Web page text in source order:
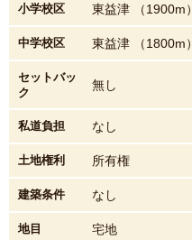
小学校区 東益津 （1900m）
中学校区 東益津 （1800m）
セットバッ
ク
無し
私道負担 なし
土地権利 所有権
建築条件 なし
地目 宅地